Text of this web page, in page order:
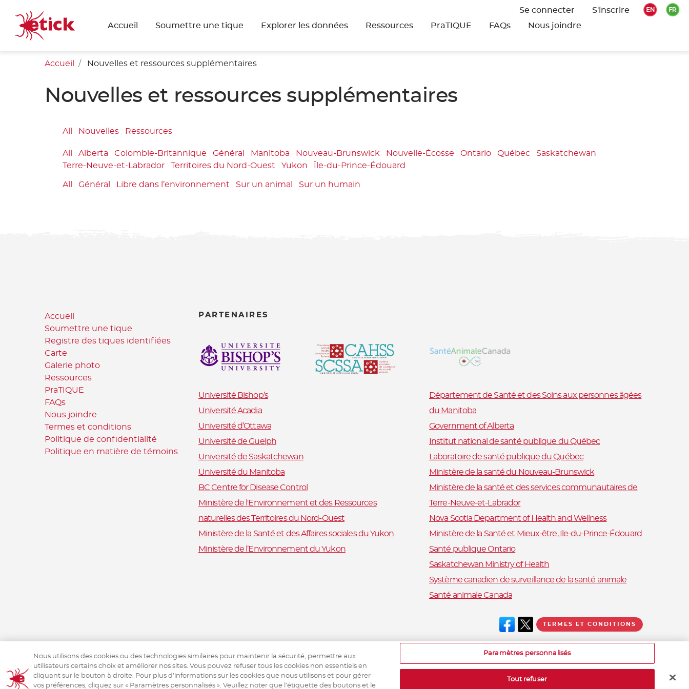
Accueil Soumettre une tique Explorer les données Ressources PraTIQUE FAQs Nous joindre
Se connecter S'inscrire
Accueil Nouvelles et ressources supplémentaires
Nouvelles et ressources supplémentaires
All Nouvelles Ressources
All Alberta Colombie-Britannique Général Manitoba Nouveau-Brunswick Nouvelle-Écosse Ontario Québec
Saskatchewan
Terre-Neuve-et-Labrador
Territoires du Nord-Ouest Yukon Île-du-Prince-Édouard
All Général Libre dans l’environnement Sur un animal Sur un humain
Accueil
Soumettre une tique
Registre des tiques identifiées
Carte
Galerie photo
Ressources
PraTIQUE
FAQs
Nous joindre
Termes et conditions
Politique de confidentialité
Politique en matière de témoins
PARTENAIRES
Université Bishop’s
Université Acadia
Université d’Ottawa
Université de Guelph
Université de Saskatchewan
Université du Manitoba
BC Centre for Disease Control
Ministère de l'Environnement et des Ressources
naturelles des Territoires du Nord-Ouest
Ministère de la Santé et des Affaires sociales du Yukon
Ministère de l’Environnement du Yukon
Département de Santé et des Soins aux personnes âgées
du Manitoba
Government of Alberta
Institut national de santé publique du Québec
Laboratoire de santé publique du Québec
Ministère de la santé du Nouveau-Brunswick
Ministère de la santé et des services communautaires de
Terre-Neuve-et-Labrador
Nova Scotia Department of Health and Wellness
Ministère de la Santé et Mieux-être, Ile-du-Prince-Édouard
Santé publique Ontario
Saskatchewan Ministry of Health
Système canadien de surveillance de la santé animale
Santé animale Canada
TERMES ET CONDITIONS
Nous utilisons des cookies ou des technologies similaires pour maintenir la sécurité, permettre aux
utilisateurs certains choix et améliorer nos sites. Vous pouvez refuser tous les cookies non essentiels en
cliquant sur le bouton à droite. Pour plus d’informations sur les cookies que nous utilisons et pour gérer
vos préférences, cliquez sur « Paramètres personnalisés ». Veuillez noter que l’étiquette des boutons et le
Paramètres personnalisés
Tout refuser